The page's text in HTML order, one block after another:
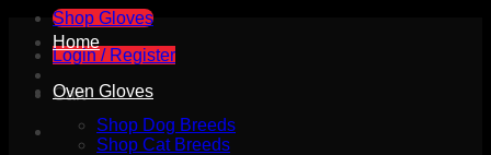
Shop Gloves
Login / Register
Cart
Home
Oven Gloves
Shop Dog Breeds
Shop Cat Breeds